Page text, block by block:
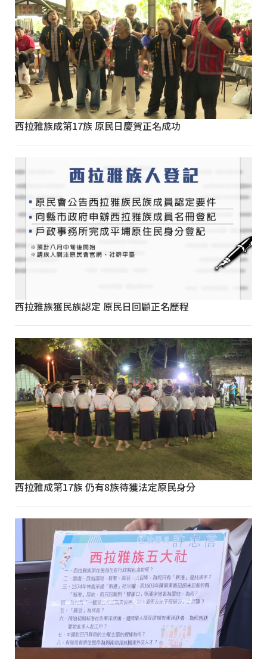
西拉雅族成第17族 原民日慶賀正名成功
西拉雅族獲民族認定 原民日回顧正名歷程
西拉雅成第17族 仍有8族待獲法定原民身分